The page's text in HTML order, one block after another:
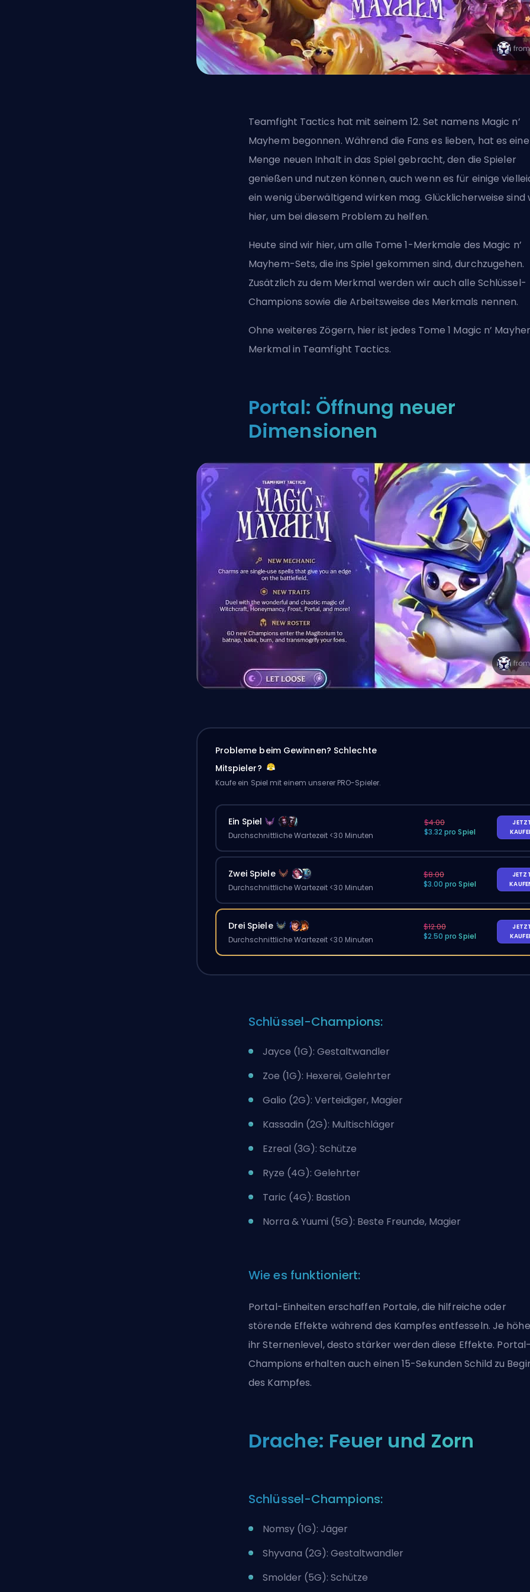
Teamfight Tactics hat mit seinem12. Set namens Magic n’
Mayhem begonnen. Während die Fans es lieben, hat es eine
Menge neuen Inhalt in das Spiel gebracht, den die Spieler
genießen und nutzen können, auch wenn es für einige
ein wenig überwältigend wirken mag. Glücklicherweise sind
hier, um bei diesem Problem zu helfen.
Heute sind wir hier, um alle Tome 1-Merkmale des Magic n’
Mayhem-Sets, die ins Spiel gekommen sind, durchzugehen.
Zusätzlich zu dem Merkmal werden wir auch alle Schlüssel-
Champions sowie die Arbeitsweise des Merkmals nennen.
Ohne weiteres Zögern, hier ist jedes Tome 1 Magic n’
Merkmal in Teamfight Tactics.
Portal: Öffnung neuer
Dimensionen
Probleme beim Gewinnen? Schlechte
Mitspieler?
Kaufe ein Spiel mit einem unserer PRO-Spieler.
Ein Spiel
Durchschnittliche Wartezeit <30 Minuten
$4.00
$3.32 pro Spiel
Zwei Spiele
Durchschnittliche Wartezeit <30 Minuten
$8.00
$3.00 pro Spiel
Drei Spiele
Durchschnittliche Wartezeit <30 Minuten
$12.00
$2.50 pro Spiel
Schlüssel-Champions:
Jayce (1G): Gestaltwandler
Zoe (1G): Hexerei, Gelehrter
Galio (2G): Verteidiger, Magier
Kassadin (2G): Multischläger
Ezreal (3G): Schütze
Ryze (4G): Gelehrter
Taric (4G): Bastion
Norra & Yuumi (5G): Beste Freunde, Magier
Wie es funktioniert:
Portal-Einheiten erschaffen Portale, die hilfreiche oder
störende Effekte während des Kampfes entfesseln. Je
ihr Sternenlevel, desto stärker werden diese Effekte.
Champions erhalten auch einen 15-Sekunden Schild zu
des Kampfes.
Drache: Feuer und Zorn
Schlüssel-Champions:
Nomsy (1G): Jäger
Shyvana (2G): Gestaltwandler
Smolder (5G): Schütze